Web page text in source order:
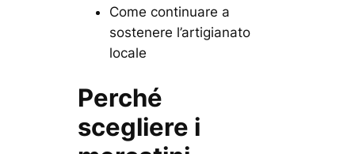
Come continuare a
sostenere l’artigianato
locale
Perché
scegliere i